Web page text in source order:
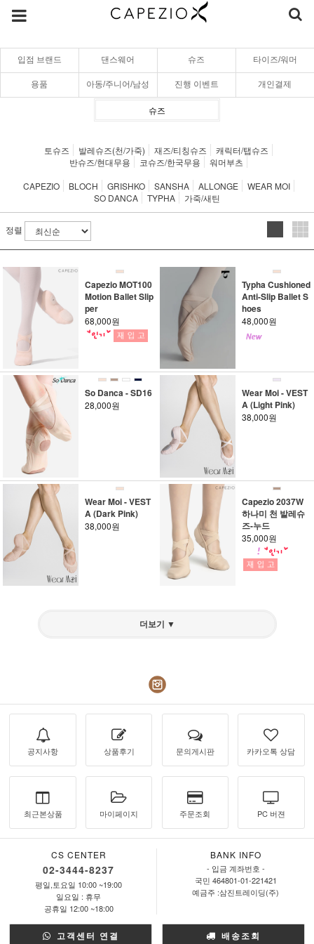
입점 브랜드 댄스웨어 슈즈 타이즈/워머
용품 아동/주니어/남성 진행 이벤트 개인결제
슈즈
토슈즈 발레슈즈(천/가죽) 재즈/티칭슈즈
캐릭터/탭슈즈
반슈즈/현대무용
코슈즈/한국무용
워머부츠
CAPEZIO
BLOCH GRISHKO SANSHA ALLONGE
WEAR MOI
SO DANCA
TYPHA 가죽/새틴
정렬
Capezio MOT100
Motion Ballet Slip
per
68,000원
Typha Cushioned
Anti-Slip Ballet S
hoes
48,000원
So Danca - SD16
28,000원
Wear Moi - VEST
A (Light Pink)
38,000원
Wear Moi - VEST
A (Dark Pink)
38,000원
Capezio 2037W
하나미 천 발레슈
즈-누드
35,000원
더보기 ▼
공지사항 상품후기 문의게시판 카카오톡 상담
최근본상품 마이페이지 주문조회 PC 버젼
CS CENTER
02-3444-8237
평일,토요일 10:00 ~19:00
일요일 : 휴무
공휴일 12:00 ~18:00
BANK INFO
- 입금 계좌번호 -
국민 464801-01-221421
예금주 :삼진트레이딩(주)
고객센터 연결 배송조회